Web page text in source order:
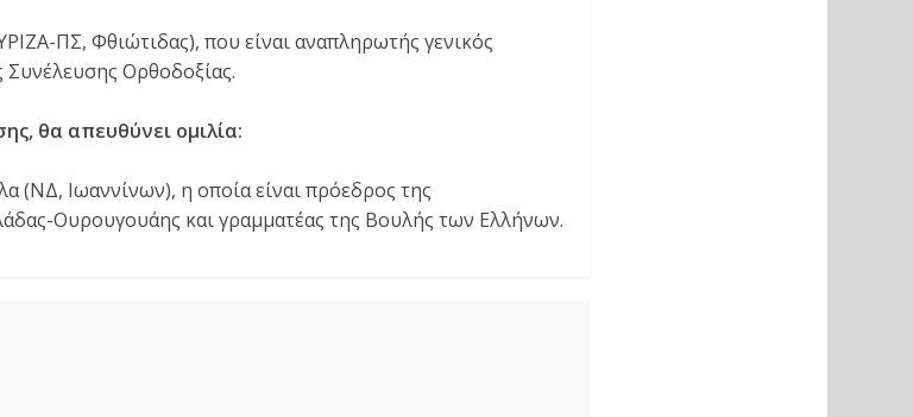
ΠΣ, Φθιώτιδας), που είναι αναπληρωτής γενικός
Συνέλευσης Ορθοδοξίας.
θα απευθύνει ομιλία:
(ΝΔ, Ιωαννίνων), η οποία είναι πρόεδρος της
Ουρουγουάης και γραμματέας της Βουλής των Ελλήνων.